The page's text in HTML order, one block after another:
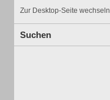
Zur Desktop-Seite wechseln
Suchen